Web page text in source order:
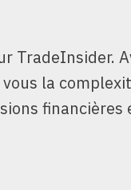
TradeInsider.
la
financières